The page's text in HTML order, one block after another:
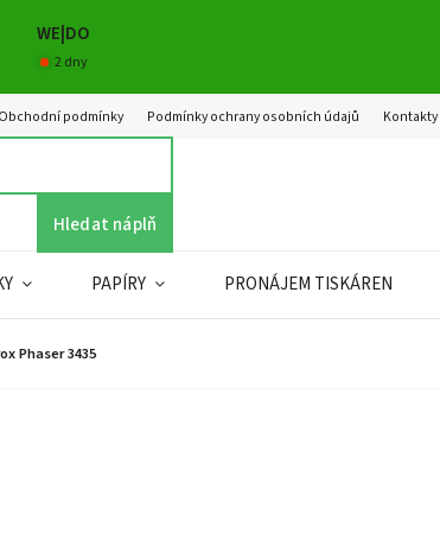
WE|DO
2 dny
Obchodní podmínky Podmínky ochrany osobních údajů Kontakty
Hledat náplň
PAPÍRY PRONÁJEM TISKÁREN
Phaser 3435